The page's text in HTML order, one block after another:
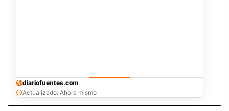
diariofuentes.com
Actualizado: Ahora mismo